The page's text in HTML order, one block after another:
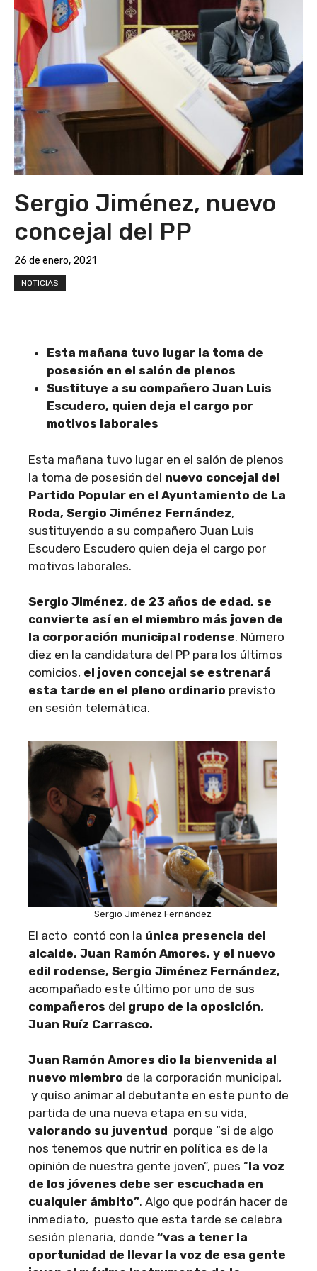
Sergio Jiménez, nuevo
concejal del PP
26 de enero, 2021
NOTICIAS
Esta mañana tuvo lugar la toma de
posesión en el salón de plenos
Sustituye a su compañero Juan Luis
Escudero, quien deja el cargo por
motivos laborales
Esta mañana tuvo lugar en el salón de plenos
la toma de posesión del nuevo concejal del
Partido Popular en el Ayuntamiento de La
Roda, Sergio Jiménez Fernández,
sustituyendo a su compañero Juan Luis
Escudero Escudero quien deja el cargo por
motivos laborales.
Sergio Jiménez, de 23 años de edad, se
convierte así en el miembro más joven de
la corporación municipal rodense. Número
diez en la candidatura del PP para los últimos
comicios, el joven concejal se estrenará
esta tarde en el pleno ordinario previsto
en sesión telemática.
Sergio Jiménez Fernández
El acto contó con la única presencia del
alcalde, Juan Ramón Amores, y el nuevo
edil rodense, Sergio Jiménez Fernández,
acompañado este último por uno de sus
compañeros del grupo de la oposición,
Juan Ruíz Carrasco.
Juan Ramón Amores dio la bienvenida al
nuevo miembro de la corporación municipal,
y quiso animar al debutante en este punto de
partida de una nueva etapa en su vida,
valorando su juventud porque “si de algo
nos tenemos que nutrir en política es de la
opinión de nuestra gente joven”, pues “la voz
de los jóvenes debe ser escuchada en
cualquier ámbito”. Algo que podrán hacer de
inmediato, puesto que esta tarde se celebra
sesión plenaria, donde “vas a tener la
oportunidad de llevar la voz de esa gente